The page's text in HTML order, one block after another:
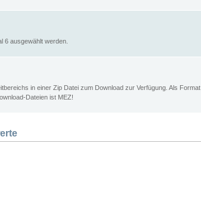
6 ausgewählt werden.
in einer Zip Datei zum Download zur Verfügung. Als Format
Dateien ist MEZ!